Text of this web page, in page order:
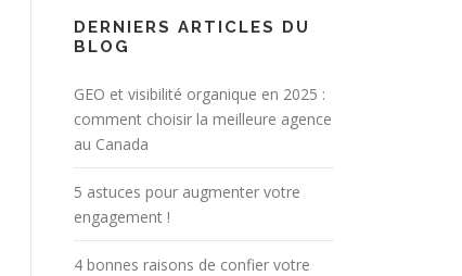
DERNIERS ARTICLES DU
BLOG
GEO et visibilité organique en 2025 :
comment choisir la meilleure agence
au Canada
5 astuces pour augmenter votre
engagement !
4 bonnes raisons de confier votre